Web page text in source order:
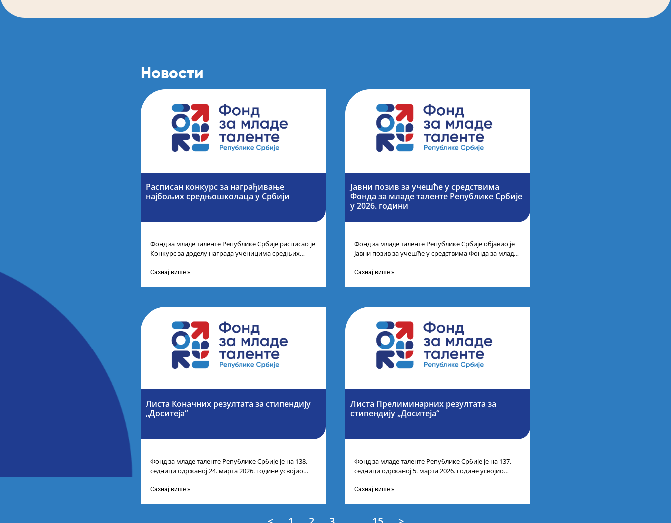
Новости
Расписан конкурс за награђивање
најбољих средњошколаца у Србији
Фонд за младе таленте Републике Србије расписао је
Конкурс за доделу награда ученицима средњих
Сазнај више »
Јавни позив за учешће у средствима
Фонда за младе таленте Републике Србије
у 2026. години
Фонд за младе таленте Републике Србије објавио је
Јавни позив за учешће у средствима Фонда за младе
Сазнај више »
Листа Коначних резултата за стипендију
„Доситеја“
Фонд за младе таленте Републике Србије је на 138.
седници одржаној 24. марта 2026. године усвојио
Сазнај више »
Листа Прелиминарних резултата за
стипендију „Доситеја“
Фонд за младе таленте Републике Србије је на 137.
седници одржаној 5. марта 2026. године усвојио
Сазнај више »